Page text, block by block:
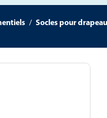
Socles pour